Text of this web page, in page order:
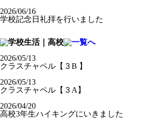
2026/06/16
学校記念日礼拝を行いました
2026/05/13
クラスチャペル【３B 】
2026/05/13
クラスチャペル【３A】
2026/04/20
高校3年生ハイキングにいきました